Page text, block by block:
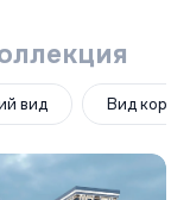
вид Вид